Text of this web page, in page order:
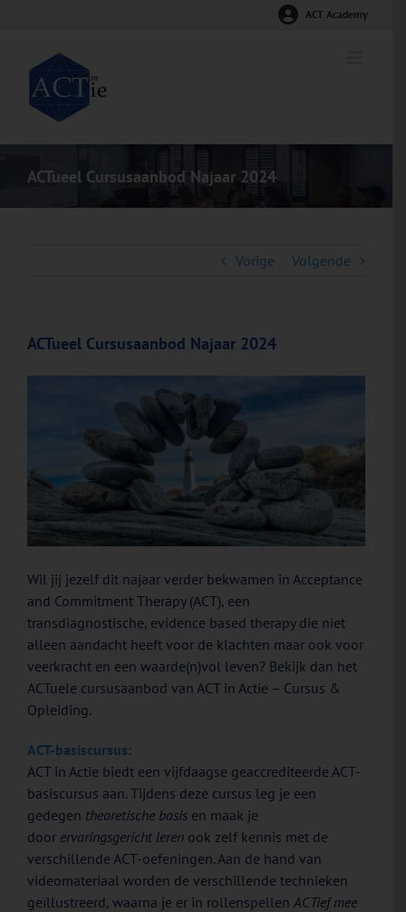
ACT Academy
ACTueel Cursusaanbod Najaar 2024
Vorige Volgende
ACTueel Cursusaanbod Najaar 2024
Wil jij jezelf dit najaar verder bekwamen in Acceptance
and Commitment Therapy (ACT), een
transdiagnostische, evidence based therapy die niet
alleen aandacht heeft voor de klachten maar ook voor
veerkracht en een waarde(n)vol leven? Bekijk dan het
ACTuele cursusaanbod van ACT in Actie – Cursus &
Opleiding.
ACT-basiscursus:
ACT in Actie biedt een vijfdaagse geaccrediteerde ACT-
basiscursus aan. Tijdens deze cursus leg je een
gedegen theoretische basis en maak je
door ervaringsgericht leren ook zelf kennis met de
verschillende ACT-oefeningen. Aan de hand van
videomateriaal worden de verschillende technieken
geïllustreerd, waarna je er in rollenspellen ACTief mee